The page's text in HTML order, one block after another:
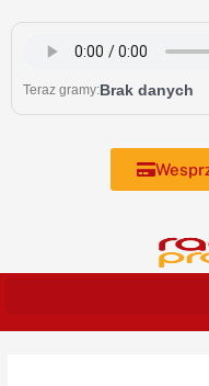
content
Teraz gramy:Brak danych